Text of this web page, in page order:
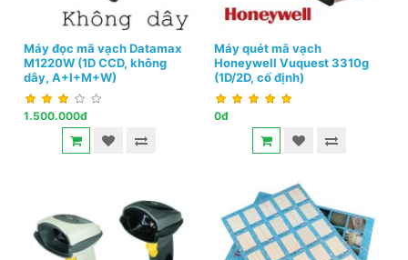
Máy đọc mã vạch Datamax
M1220W (1D CCD, không
dây, A+I+M+W)
1.500.000đ
Máy quét mã vạch
Honeywell Vuquest 3310g
(1D/2D, cố định)
0đ